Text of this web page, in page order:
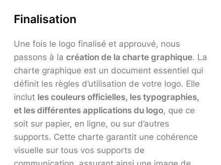
Finalisation
Une fois le logo finalisé et approuvé, nous
passons à la création de la charte graphique. La
charte graphique est un document essentiel qui
définit les règles d’utilisation de votre logo. Elle
inclut les couleurs officielles, les typographies,
et les différentes applications du logo, que ce
soit sur papier, en ligne, ou sur d’autres
supports. Cette charte garantit une cohérence
visuelle sur tous vos supports de